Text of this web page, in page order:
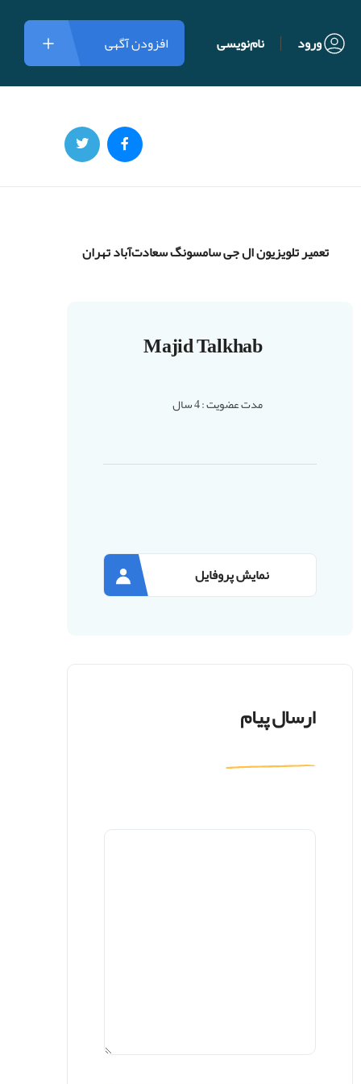
ورود نام‌نویسی افزودن آگهی
تعمیر تلویزیون ال جی سامسونگ سعادت‌آباد تهران
Majid Talkhab
مدت عضویت : 4 سال
نمایش پروفایل
ارسال پیام